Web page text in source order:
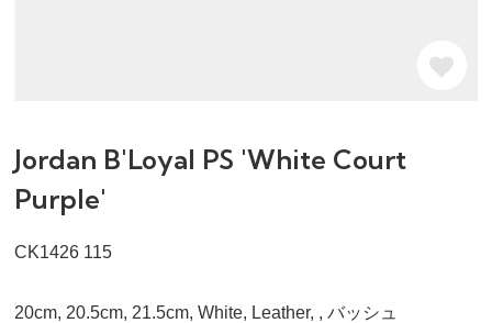
Jordan B'Loyal PS 'White Court
Purple'
CK1426 115
20cm, 20.5cm, 21.5cm, White, Leather, , バッシュ